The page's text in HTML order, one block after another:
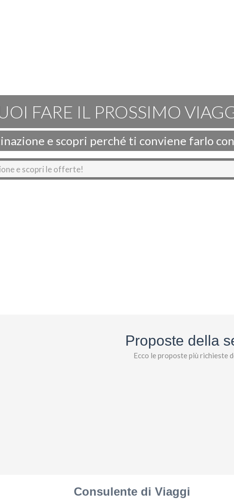
FARE IL PROSSIMO
e scopri perché ti conviene farlo
Proposte della
Ecco le proposte più richieste
Consulente di Viaggi